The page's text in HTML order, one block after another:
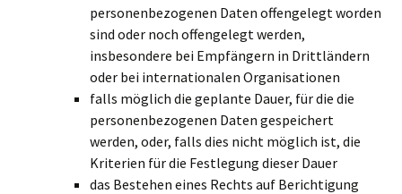
personenbezogenen Daten offengelegt worden
sind oder noch offengelegt werden,
insbesondere bei Empfängern in Drittländern
oder bei internationalen Organisationen
falls möglich die geplante Dauer, für die die
personenbezogenen Daten gespeichert
werden, oder, falls dies nicht möglich ist, die
Kriterien für die Festlegung dieser Dauer
das Bestehen eines Rechts auf Berichtigung